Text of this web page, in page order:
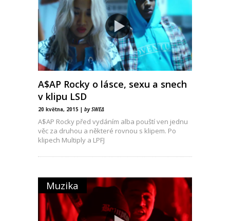
A$AP Rocky o lásce, sexu a snech
v klipu LSD
20 května, 2015 | by SWEΔ
A$AP Rocky před vydáním alba pouští ven jednu
věc za druhou a některé rovnou s klipem. Po
klipech Multiply a LPFJ
Muzika